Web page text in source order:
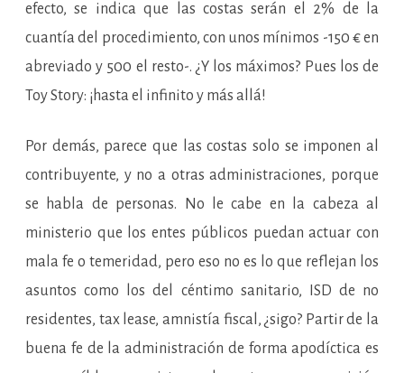
efecto, se indica que las costas serán el 2% de la
cuantía del procedimiento, con unos mínimos -150 € en
abreviado y 500 el resto-. ¿Y los máximos? Pues los de
Toy Story: ¡hasta el infinito y más allá!
Por demás, parece que las costas solo se imponen al
contribuyente, y no a otras administraciones, porque
se habla de personas. No le cabe en la cabeza al
ministerio que los entes públicos puedan actuar con
mala fe o temeridad, pero eso no es lo que reflejan los
asuntos como los del céntimo sanitario, ISD de no
residentes, tax lease, amnistía fiscal, ¿sigo? Partir de la
buena fe de la administración de forma apodíctica es